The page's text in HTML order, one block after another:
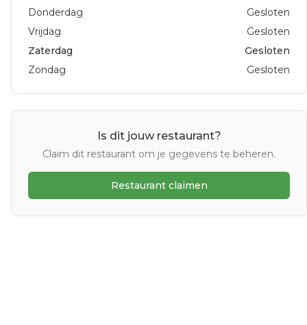
Donderdag
Gesloten
Vrijdag
Gesloten
Zaterdag
Gesloten
Zondag
Gesloten
Is dit jouw restaurant?
Claim dit restaurant om je gegevens te beheren.
Restaurant claimen